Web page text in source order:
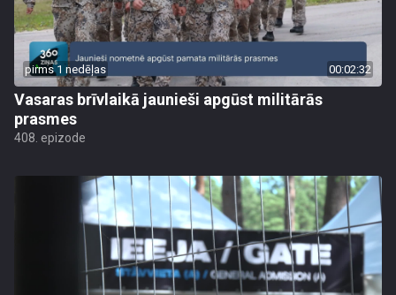
pirms 1 nedēļas 00:02:32
Vasaras brīvlaikā jaunieši apgūst militārās
prasmes
408. epizode